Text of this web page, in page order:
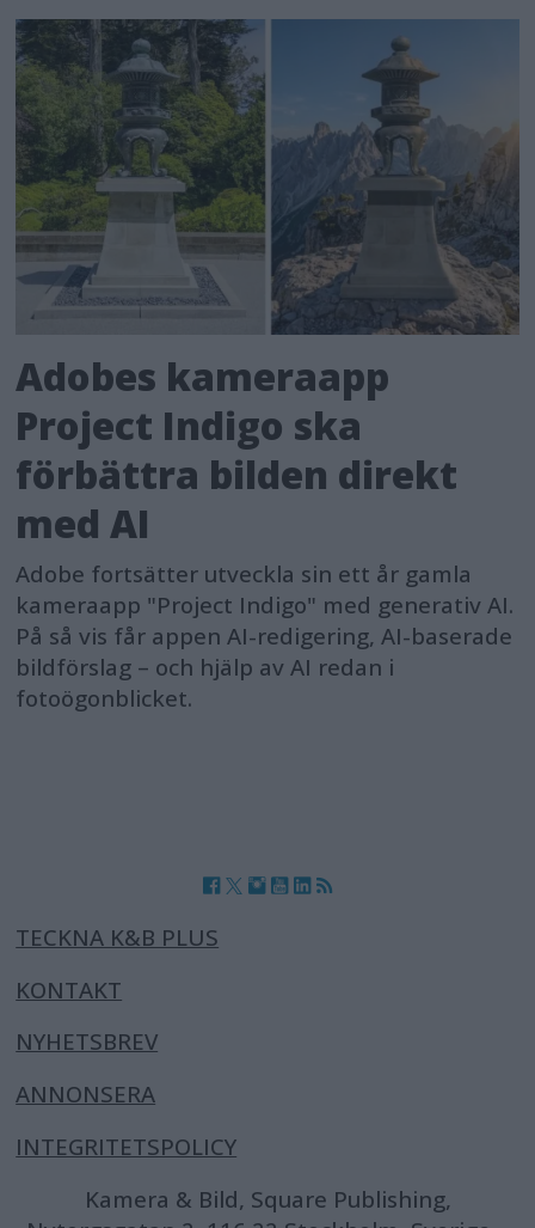
Adobes kameraapp
Project Indigo ska
förbättra bilden direkt
med AI
Adobe fortsätter utveckla sin ett år gamla
kameraapp "Project Indigo" med generativ AI.
På så vis får appen AI-redigering, AI-baserade
bildförslag – och hjälp av AI redan i
fotoögonblicket.
TECKNA K&B PLUS
KONTAKT
NYHETSBREV
ANNONSERA
INTEGRITETSPOLICY
Kamera & Bild, Square Publishing,